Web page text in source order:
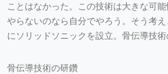
ことはなかった。この技術は大きな可
やらないのなら自分でやろう。そう考
にソリッドソニックを設立。骨伝導技術
骨伝導技術の研鑽